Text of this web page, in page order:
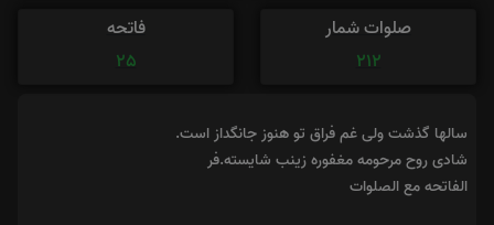
صلوات شمار
212
فاتحه
25
سالها گذشت ولی غم فراق تو هنوز جانگداز است.
شادی روح مرحومه مغفوره زینب شایسته.فر
الفاتحه مع الصلوات